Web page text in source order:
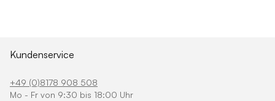
Kundenservice
+49 (0)8178 908 508
Mo - Fr von 9:30 bis 18:00 Uhr